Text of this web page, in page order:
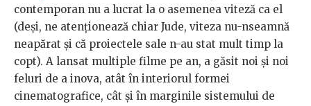
contemporan nu a lucrat la o asemenea viteză ca el
(deși, ne atenționează chiar Jude, viteza nu-nseamnă
neapărat și că proiectele sale n-au stat mult timp la
copt). A lansat multiple filme pe an, a găsit noi și noi
feluri de a inova, atât în interiorul formei
cinematografice, cât și în marginile sistemului de